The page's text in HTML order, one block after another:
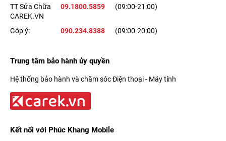
Xem thêm:
iPhone 13 Pro có mấy màu? Màu nào đẹp và
Trải nghiệm đỉnh cao với màn hình Super
Retina XDR
TT Sửa Chữa
CAREK.VN
09.1800.5859 (09:00-21:00)
Góp ý: 090.234.8388 (09:00-20:00)
Trung tâm bảo hành ủy quyền
Hệ thống bảo hành và chăm sóc Điện thoại - Máy tính
Kết nối với Phúc Khang Mobile